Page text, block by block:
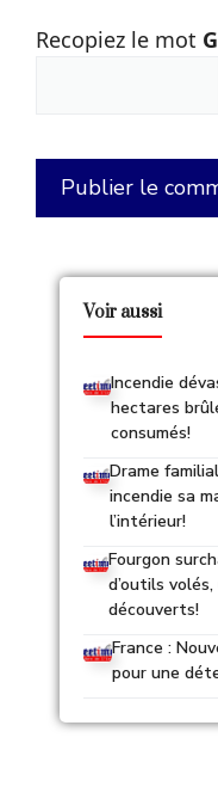
Recopiez le mot
Voir aussi
Incendie
hectares
consumés!
Drame
incendie sa
l’intérieur!
Fourgon
d’outils
découverts!
France :
pour une